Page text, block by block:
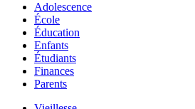
Adolescence
École
Éducation
Enfants
Étudiants
Finances
Parents